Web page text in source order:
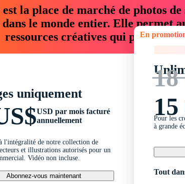
est la place de marché de photos
le monde entier. Elle permet
ressources créatives qui
uniquement
USD par mois facturé
annuellement
l'intégralité de notre collection de
et illustrations autorisés pour un
Vidéo non incluse.
Abonnez-vous maintenant
En promotion
18
Pour les
à grande
Tout